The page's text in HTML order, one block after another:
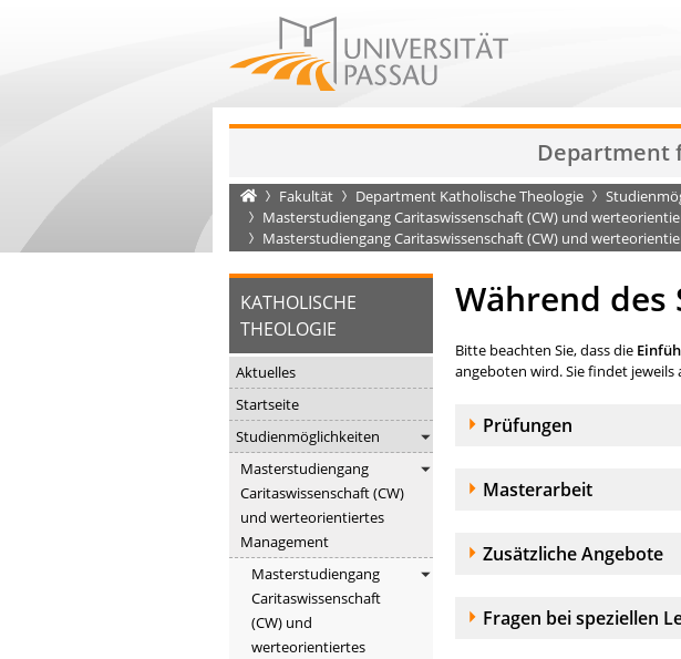
Department
Startseite
Fakultät Department Katholische Theologie
Masterstudiengang Caritaswissenschaft (CW) und
Masterstudiengang Caritaswissenschaft (CW) und
KATHOLISCHE
THEOLOGIE
Aktuelles
Startseite
Studienmöglichkeiten
Masterstudiengang
Caritaswissenschaft (CW)
und werteorientiertes
Management
Masterstudiengang
Caritaswissenschaft
(CW) und
werteorientiertes
Während des
Bitte beachten Sie, dass die
angeboten wird. Sie findet
Akkordeonelement:
Prüfungen
Akkordeonelement:
Masterarbeit
Akkordeonelement:
Zusätzliche Angebote
Akkordeonelement:
Fragen bei speziellen